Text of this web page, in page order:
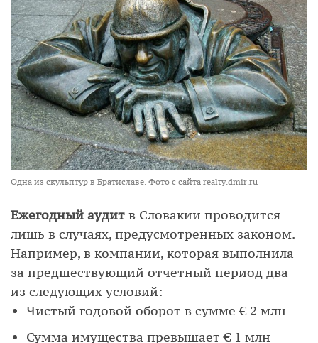
Одна из скульптур в Братиславе. Фото с сайта realty.dmir.ru
Ежегодный аудит в Словакии проводится
лишь в случаях, предусмотренных законом.
Например, в компании, которая выполнила
за предшествующий отчетный период два
из следующих условий:
Чистый годовой оборот в сумме € 2 млн
Сумма имущества превышает € 1 млн